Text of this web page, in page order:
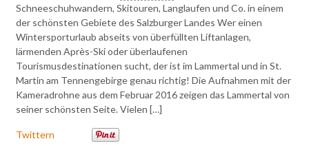
Schneeschuhwandern, Skitouren, Langlaufen und Co. in einem
der schönsten Gebiete des Salzburger Landes Wer einen
Wintersporturlaub abseits von überfüllten Liftanlagen,
lärmenden Après-Ski oder überlaufenen
Tourismusdestinationen sucht, der ist im Lammertal und in St.
Martin am Tennengebirge genau richtig! Die Aufnahmen mit der
Kameradrohne aus dem Februar 2016 zeigen das Lammertal von
seiner schönsten Seite. Vielen […]
Twittern